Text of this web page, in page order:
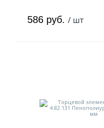
586 руб. / шт